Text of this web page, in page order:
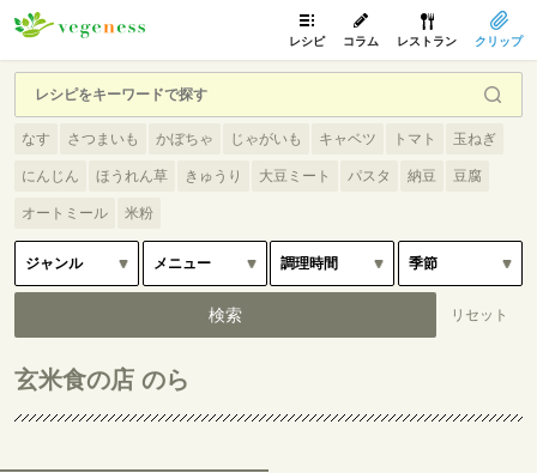
レシピ コラム レストラン クリップ
なす さつまいも かぼちゃ じゃがいも キャベツ トマト 玉ねぎ
にんじん ほうれん草 きゅうり 大豆ミート パスタ 納豆 豆腐
オートミール 米粉
玄米食の店 のら